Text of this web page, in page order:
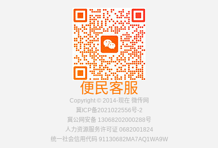
便民客服
Copyright © 2014-现在 微传网
冀ICP备2021022556号-2
冀公网安备 13068202000288号
人力资源服务许可证 0682001824
统一社会信用代码 91130682MA7AQ1WA9W